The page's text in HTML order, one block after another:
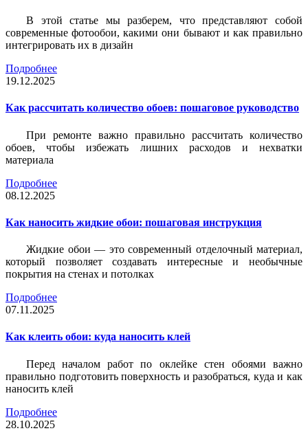
В этой статье мы разберем, что представляют собой
современные фотообои, какими они бывают и как правильно
интегрировать их в дизайн
Подробнее
19.12.2025
Как рассчитать количество обоев: пошаговое руководство
При ремонте важно правильно рассчитать количество
обоев, чтобы избежать лишних расходов и нехватки
материала
Подробнее
08.12.2025
Как наносить жидкие обои: пошаговая инструкция
Жидкие обои — это современный отделочный материал,
который позволяет создавать интересные и необычные
покрытия на стенах и потолках
Подробнее
07.11.2025
Как клеить обои: куда наносить клей
Перед началом работ по оклейке стен обоями важно
правильно подготовить поверхность и разобраться, куда и как
наносить клей
Подробнее
28.10.2025